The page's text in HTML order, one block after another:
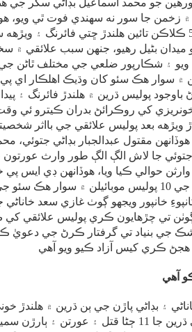
زخمي ٿيل 45 ورهين جو محمد اسماعيل بڊاڻي سکر
۾ زخمن جا سور نه سھندي فوت ٿي ويو،
ڌرين ۾ لاڳيتو 5 ڪلاڪن تائين هلندڙ ڇتي فائرنگ ۽
ميدان بڻيل رهيو، جنهن سبب علائقي ۾
۾ سوار هڪ سئو کان وڌيڪ اهلڪار اي
پوليس ڌرين ۾ هلندڙ فائرنگ ۽ پيدا
کي روڪرائڻ بدران ڪيترو ئي
ڌرين ۾ هلندڙ ويڙهه بعد پوليس علائقي جي بااثر
مقتول عبدالجبار بڊاڻي جتوئي،
جا لاش الڳ الڳ طور وارث عورتون
حوالي ڪيا ويا، هوڏانهن ڊي ايس پي
جي اڳواڻي ۾ ضلعي شڪارپور جي مختلف ٿاڻن جي 10 پوليس موبائيلن ۾ سوار
خانپور ويجھو ڳوٺ غازي سعد خاناڻي
تي چڙهايون ڪري پوليس علائقي کي
جي بنياد تي گرفتار ڪرڻ جي دعويٰ
۽ بڊاڻي پاڙن جي ٻن ڌرين ۾ هلندڙ
تڪرار دوران هن وقت تائين واٽھڙو سميت ٻنھي ڌرين جا 11 ڄڻا قتل ۽ عورتن ۽